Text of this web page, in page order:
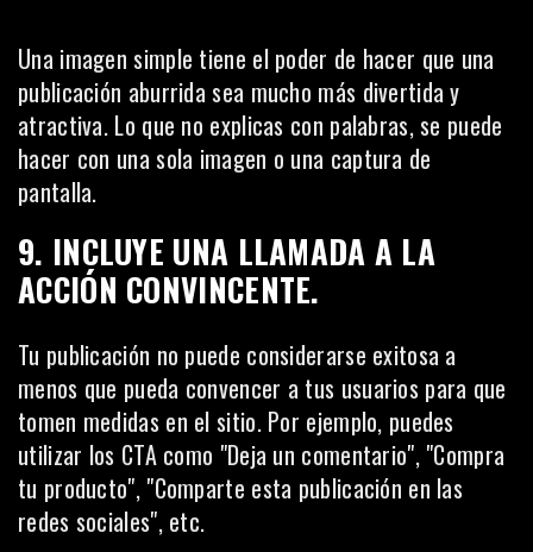
Una imagen simple tiene el poder de hacer que una
publicación aburrida sea mucho más divertida y
atractiva. Lo que no explicas con palabras, se puede
hacer con una sola imagen o una captura de
pantalla.
9. INCLUYE UNA LLAMADA A LA
ACCIÓN CONVINCENTE.
Tu publicación no puede considerarse exitosa a
menos que pueda convencer a tus usuarios para que
tomen medidas en el sitio. Por ejemplo, puedes
utilizar los CTA como "Deja un comentario", "Compra
tu producto", "Comparte esta publicación en las
redes sociales", etc.